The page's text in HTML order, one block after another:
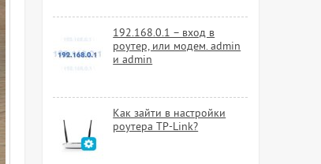
192.168.0.1 – вход в
роутер, или модем. admin
и admin
Как зайти в настройки
роутера TP-Link?